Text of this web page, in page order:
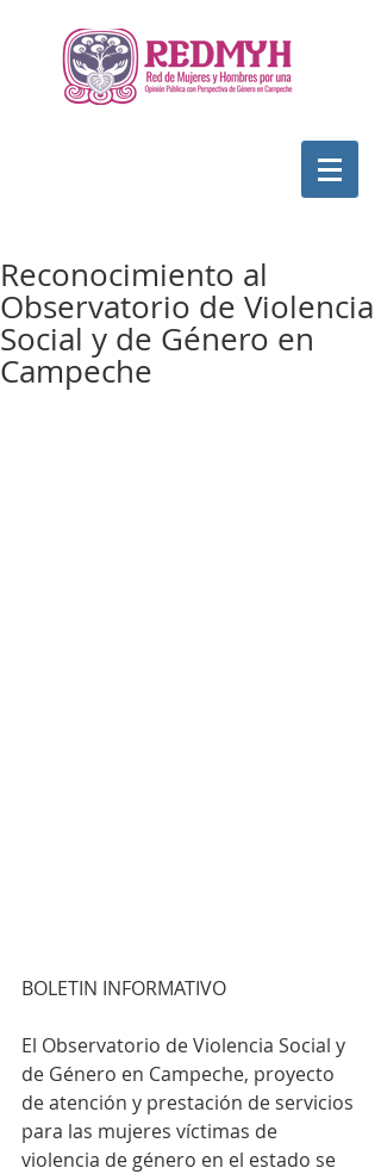
Reconocimiento al
Observatorio de Violencia
Social y de Género en
Campeche
BOLETIN INFORMATIVO
El Observatorio de Violencia Social y
de Género en Campeche, proyecto
de atención y prestación de servicios
para las mujeres víctimas de
violencia de género en el estado se